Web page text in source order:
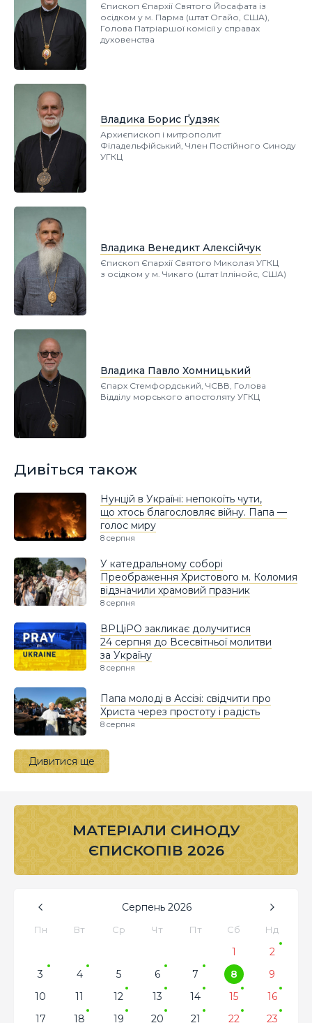
Єпископ Єпархії Святого Йосафата із
осідком у м. Парма (штат Огайо, США),
Голова Патріаршої комісії у справах
духовенства
Владика Борис Ґудзяк
Архиєпископ і митрополит
Філадельфійський, Член Постійного Синоду
УГКЦ
Владика Венедикт Алексійчук
Єпископ Єпархії Святого Миколая УГКЦ
з осідком у м. Чикаго (штат Іллінойс, США)
Владика Павло Хомницький
Єпарх Стемфордський, ЧСВВ, Голова
Відділу морського апостоляту УГКЦ
Дивіться також
Нунцій в Україні: непокоїть чути,
що хтось благословляє війну. Папа —
голос миру
8 серпня
У катедральному соборі
Преображення Христового м. Коломия
відзначили храмовий празник
8 серпня
ВРЦіРО закликає долучитися
24 серпня до Всесвітньої молитви
за Україну
8 серпня
Папа молоді в Ассізі: свідчити про
Христа через простоту і радість
8 серпня
Дивитися ще
МАТЕРІАЛИ СИНОДУ
ЄПИСКОПІВ 2026
Серпень 2026
Пн Вт Ср Чт Пт Сб Нд
1
2
3
4 5 6 7 8
9
10
11 12 13 14 15
16
17
18 19 20 21 22
23